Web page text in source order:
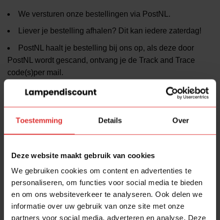
Toestemming Details Over
Deze website maakt gebruik van cookies
We gebruiken cookies om content en advertenties te
personaliseren, om functies voor social media te bieden
en om ons websiteverkeer te analyseren. Ook delen we
informatie over uw gebruik van onze site met onze
partners voor social media, adverteren en analyse. Deze
We versturen onze bestellingen via PostNL.
Liever je bestelling afhalen? Dit kan iedere zaterdag!
PostNL haalt je bestelling bij ons op, als deze door
PostNL wordt gescand, ontvang je de Track and Trace
code(s)per mail.
Bestel je bij ons? Dan heb je de lamp(en) met 3 a 4
Onze service
24 maanden Carry-in garantieop een juiste werking.
Hebben wij in onze lampenschuur en kan direct
Minimaal 10% korting* bij afhalen!!! *t.o.v. de
winkeladviesprijs
Gratis wat te drinken (koffie, thee, water, pakje drinken